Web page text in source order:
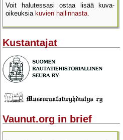
Voit halutessasi ostaa lisää kuva­
oikeuksia kuvien hallinnasta.
Kustantajat
Vaunut.org in brief